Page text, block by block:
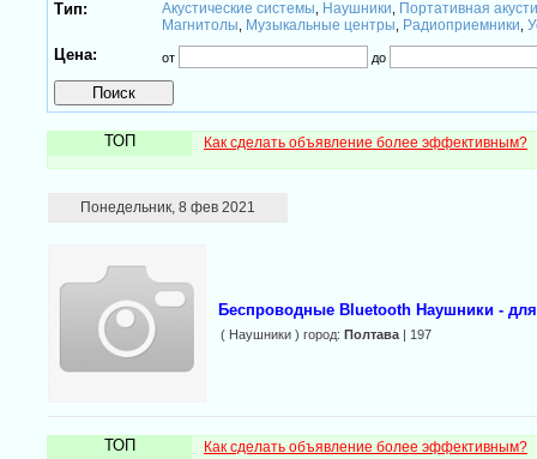
Тип:
Акустические системы Наушники
Портативная
Магнитолы
Музыкальные центры Радиоприемники
Цена: от до
ТОП Как сделать объявление более эффективным?
Понедельник, 8 фев 2021
Беспроводные Bluetooth Наушники -
( Наушники ) город: Полтава | 197
ТОП Как сделать объявление более эффективным?